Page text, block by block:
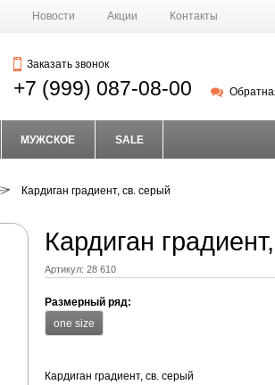
Новости Акции Контакты
Заказать звонок
+7 (999) 087-08-00
МУЖСКОЕ SALE
Кардиган градиент, св. серый
Кардиган
Артикул: 28 610
Размерный ряд:
one size
Кардиган градиент, св. серый